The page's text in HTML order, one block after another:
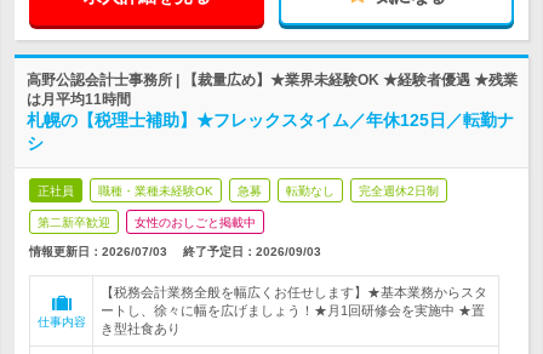
高野公認会計士事務所 | 【裁量広め】★業界未経験OK ★経験者優遇 ★残業
は月平均11時間
札幌の【税理士補助】★フレックスタイム／年休125日／転勤ナ
シ
正社員 職種・業種未経験OK 急募 転勤なし 完全週休2日制
第二新卒歓迎 女性のおしごと掲載中
情報更新日：2026/07/03 終了予定日： 2026/09/03
仕事内容
【税務会計業務全般を幅広くお任せします】★基本業務からスタ
ートし、徐々に幅を広げましょう！★月1回研修会を実施中 ★置
き型社食あり